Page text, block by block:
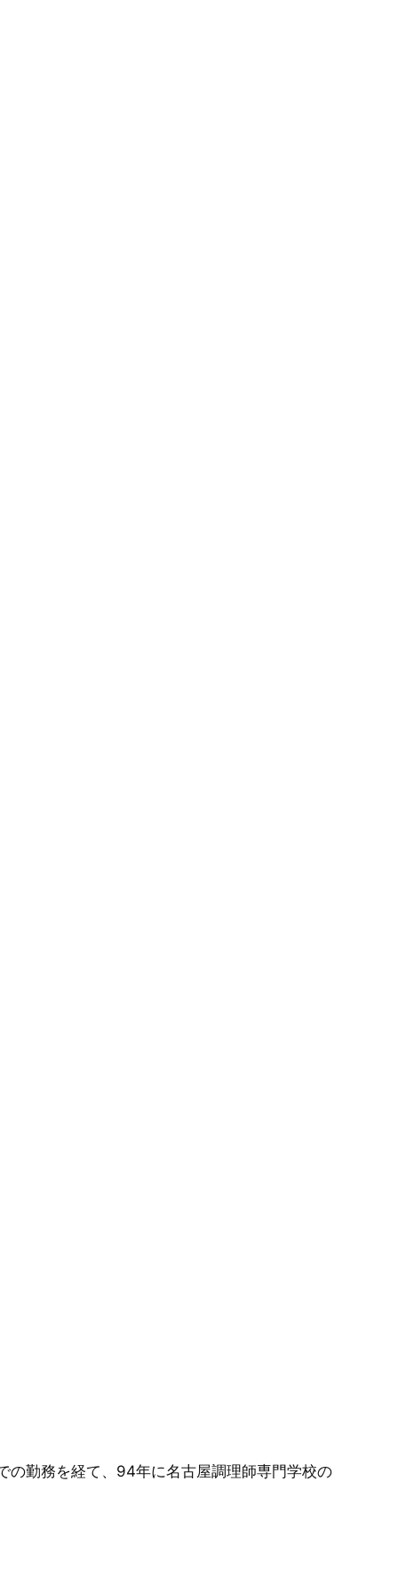
の勤務を経て、94年に名古屋調理師専門学校の